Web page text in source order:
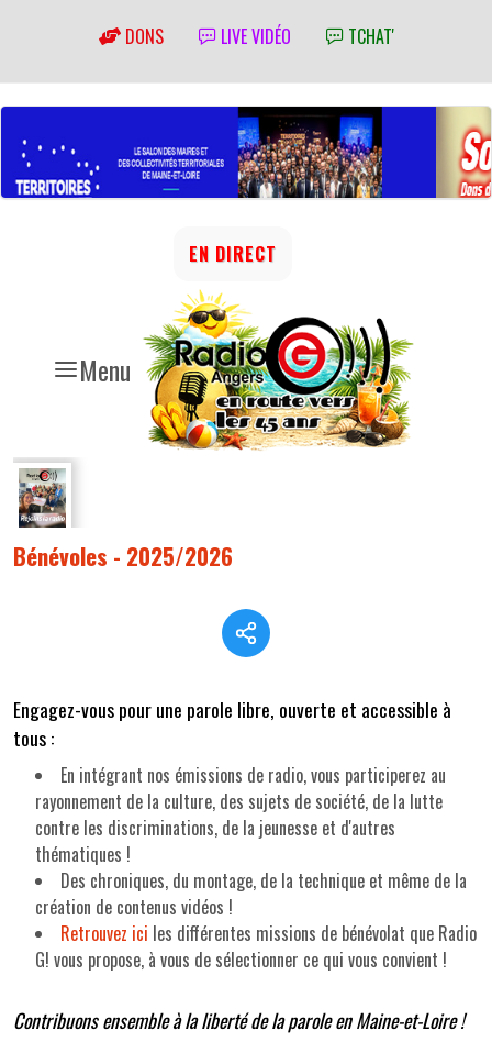
DONS LIVE VIDÉO TCHAT'
Menu
EN DIRECT
Bénévoles - 2025/2026
Engagez-vous pour une parole libre, ouverte et accessible à
tous :
En intégrant nos émissions de radio, vous participerez au
rayonnement de la culture, des sujets de société, de la lutte
contre les discriminations, de la jeunesse et d'autres
thématiques !
Des chroniques, du montage, de la technique et même de la
création de contenus vidéos !
Retrouvez ici les différentes missions de bénévolat que Radio
G! vous propose, à vous de sélectionner ce qui vous convient !
Contribuons ensemble à la liberté de la parole en Maine-et-Loire !